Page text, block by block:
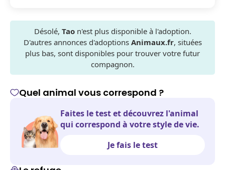
Désolé, Taon'est plus disponible à l'adoption.
D'autres annonces d'adoptions Animaux.fr, situées
plus bas, sont disponibles pour trouver votre futur
compagnon.
Quel animal vous correspond ?
Faites le test et découvrez l'animal
qui correspond à votre style de vie.
Je fais le test